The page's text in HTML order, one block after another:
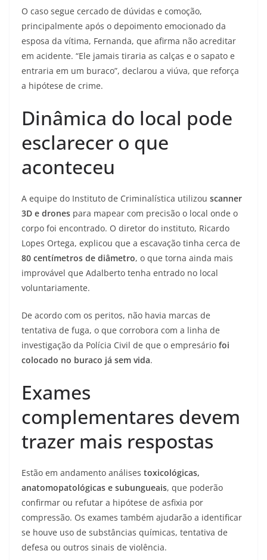
O caso segue cercado de dúvidas e comoção,
principalmente após o depoimento emocionado da
esposa da vítima, Fernanda, que afirma não acreditar
em acidente. “Ele jamais tiraria as calças e o sapato e
entraria em um buraco”, declarou a viúva, que reforça
a hipótese de crime.
Dinâmica do local pode
esclarecer o que
aconteceu
A equipe do Instituto de Criminalística utilizou scanner
3D e drones para mapear com precisão o local onde o
corpo foi encontrado. O diretor do instituto, Ricardo
Lopes Ortega, explicou que a escavação tinha cerca de
80 centímetros de diâmetro, o que torna ainda mais
improvável que Adalberto tenha entrado no local
voluntariamente.
De acordo com os peritos, não havia marcas de
tentativa de fuga, o que corrobora com a linha de
investigação da Polícia Civil de que o empresário foi
colocado no buraco já sem vida.
Exames
complementares devem
trazer mais respostas
Estão em andamento análises toxicológicas,
anatomopatológicas e subungueais, que poderão
confirmar ou refutar a hipótese de asfixia por
compressão. Os exames também ajudarão a identificar
se houve uso de substâncias químicas, tentativa de
defesa ou outros sinais de violência.